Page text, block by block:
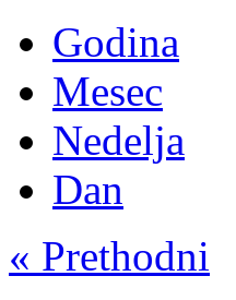
Godina
Mesec
Nedelja
Dan
« Prethodni